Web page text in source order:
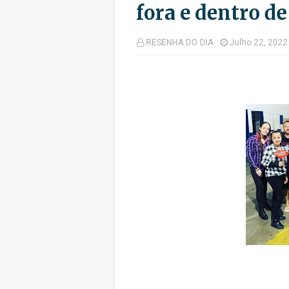
fora e dentro
RESENHA DO DIA Julho 22, 2022